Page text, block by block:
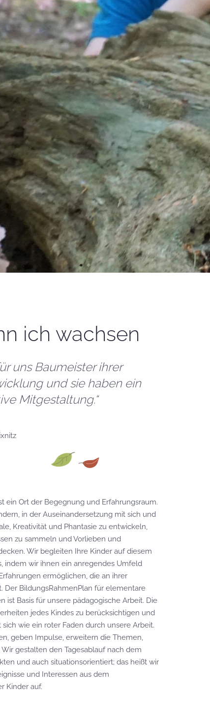
ich wachsen
uns Baumeister ihrer
und sie haben ein
Mitgestaltung.“
ein Ort der Begegnung und Erfahrungsraum.
in der Auseinandersetzung mit sich und
Kreativität und Phantasie zu entwickeln,
zu sammeln und Vorlieben und
Wir begleiten Ihre Kinder auf diesem
indem wir ihnen ein anregendes Umfeld
ermöglichen, die an ihrer
Der BildungsRahmenPlan für elementare
ist Basis für unsere pädagogische Arbeit. Die
jedes Kindes zu berücksichtigen und
wie ein roter Faden durch unsere Arbeit.
geben Impulse, erweitern die Themen,
gestalten den Tagesablauf nach dem
und auch situationsorientiert; das heißt wir
und Interessen aus dem
Kinder auf.